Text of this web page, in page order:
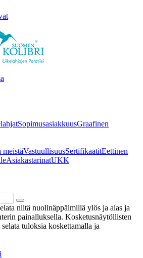
SopimusasiakkuusGraafinen
meistäVastuullisuusSertifikaatitEettinen
AsiakastarinatUKK
niitä nuolinäppäimillä ylös ja alas ja
painalluksella. Kosketusnäytöllisten
tuloksia koskettamalla ja